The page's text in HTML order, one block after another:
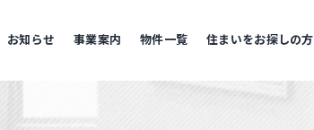
お知らせ 事業案内 物件一覧 住まいをお探しの⽅